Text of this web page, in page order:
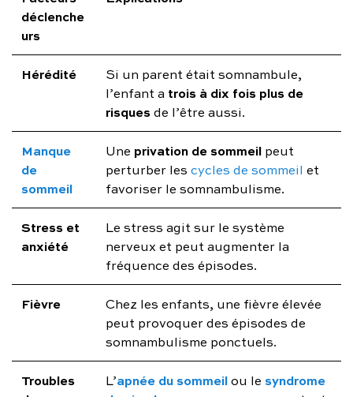
déclenche
urs
Hérédité
Si un parent était somnambule,
l’enfant a trois à dix fois plus de
risquesde l’être aussi.
Manque
de
sommeil
Une privation de sommeil peut
perturber les cycles de sommeil et
favoriser le somnambulisme.
Stress et
anxiété
Le stress agit sur le système
nerveux et peut augmenter la
fréquence des épisodes.
Fièvre
Chez les enfants, une fièvre élevée
peut provoquer des épisodes de
somnambulisme ponctuels.
Troubles
L’apnée du sommeilou le syndrome